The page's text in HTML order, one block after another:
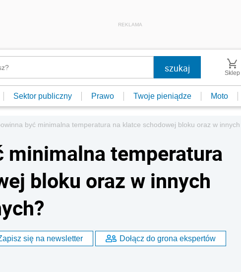
REKLAMA
Sklep
Sektor publiczny Prawo Twoje pieniądze Moto
być minimalna temperatura na klatce schodowej bloku oraz w
minimalna temperatura
bloku oraz w innych
się na newsletter Dołącz do grona ekspertów